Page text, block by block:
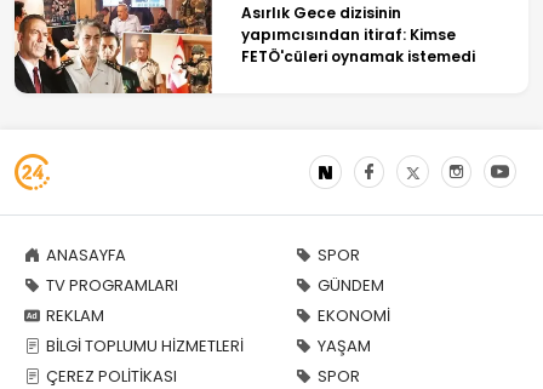
Asırlık Gece dizisinin
yapımcısından itiraf: Kimse
FETÖ'cüleri oynamak istemedi
ANASAYFA
TV PROGRAMLARI
REKLAM
BİLGİ TOPLUMU HİZMETLERİ
ÇEREZ POLİTİKASI
SPOR
GÜNDEM
EKONOMİ
YAŞAM
SPOR